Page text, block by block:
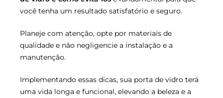
você tenha um resultado satisfatório e seguro.
Planeje com atenção, opte por materiais de
qualidade e não negligencie a instalação e a
manutenção.
Implementando essas dicas, sua porta de vidro terá
uma vida longa e funcional, elevando a beleza e a